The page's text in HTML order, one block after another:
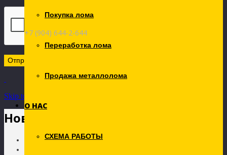
+7 (904) 644-2-644
Покупка лома
Переработка лома
Продажа металлолома
О НАС
СХЕМА РАБОТЫ
Skip to Content
Новости
Главная